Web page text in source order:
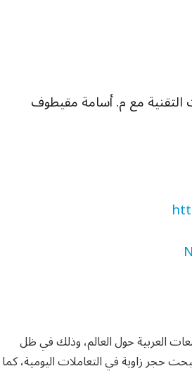
التقنية مع م. أسامة مقيطوف
العربية حول العالم، وذلك في ظل
حجر زاوية في التعاملات اليومية، كما